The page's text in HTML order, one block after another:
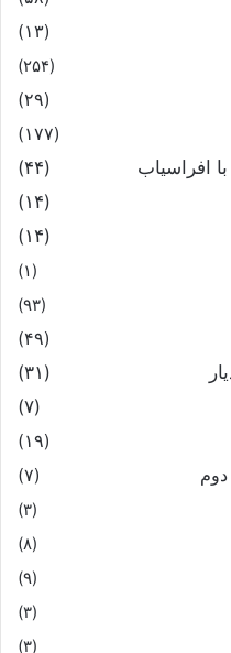
(۱۳)
(۲۵۴)
(۲۹)
(۱۷۷)
افراسیاب
(۴۴)
(۱۴)
(۱۴)
(۱)
(۹۳)
(۴۹)
(۳۱)
(۷)
(۱۹)
دوم
(۷)
(۳)
(۸)
(۹)
(۳)
(۳)